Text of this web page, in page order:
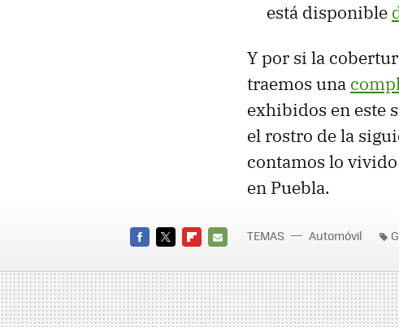
está disponible
Y por si la
traemos una
exhibidos en este
el rostro de la
contamos lo
en Puebla.
MAIL
TEMAS Automóvil